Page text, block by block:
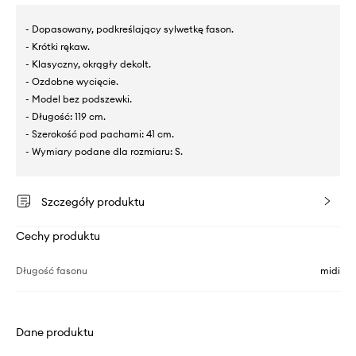
- Dopasowany, podkreślający sylwetkę fason.
- Krótki rękaw.
- Klasyczny, okrągły dekolt.
- Ozdobne wycięcie.
- Model bez podszewki.
- Długość: 119 cm.
- Szerokość pod pachami: 41 cm.
- Wymiary podane dla rozmiaru: S.
Szczegóły produktu
Cechy produktu
Długość fasonu midi
Dane produktu